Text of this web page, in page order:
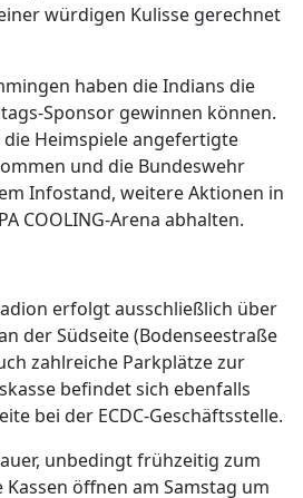
würdigen Kulisse gerechnet
haben die Indians die
Sponsor gewinnen können.
Heimspiele angefertigte
und die Bundeswehr
Infostand, weitere Aktionen in
COOLING-Arena abhalten.
erfolgt ausschließlich über
der Südseite (Bodenseestraße
zahlreiche Parkplätze zur
befindet sich ebenfalls
bei der ECDC-Geschäftsstelle.
unbedingt frühzeitig zum
Kassen öffnen am Samstag um